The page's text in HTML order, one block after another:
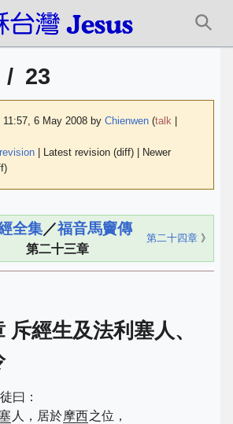
/ 23
11:57, 6 May 2008 by Chienwen (talk
| Latest revision (diff) | Newer
全集／福音馬竇傳
第二十三章
第二十四章 》
斥經生及法利塞人、
曰：
人，居於摩西之位，